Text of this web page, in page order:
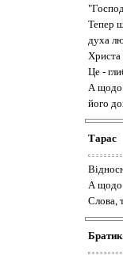
Тепер
духа
Христа
Це -
А щодо
його
Тарас
А щодо
Слова,
Братик